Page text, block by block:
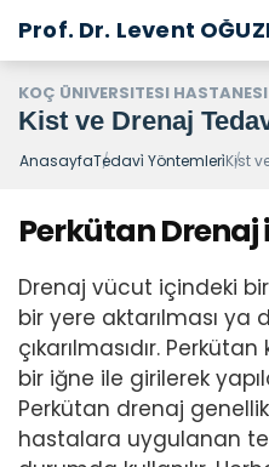
Prof. Dr. Levent
KOÇ ÜNIVERSITESI HASTANESI
Kist ve Drenaj
AnasayfaTedavi̇ Yöntemleri̇Kist
Perkütan Drenaj
Drenaj vücut içindeki bir
bir yere aktarılması ya
çıkarılmasıdır.
bir iğne ile girilerek
Perkütan drenaj
hastalara uygulanan